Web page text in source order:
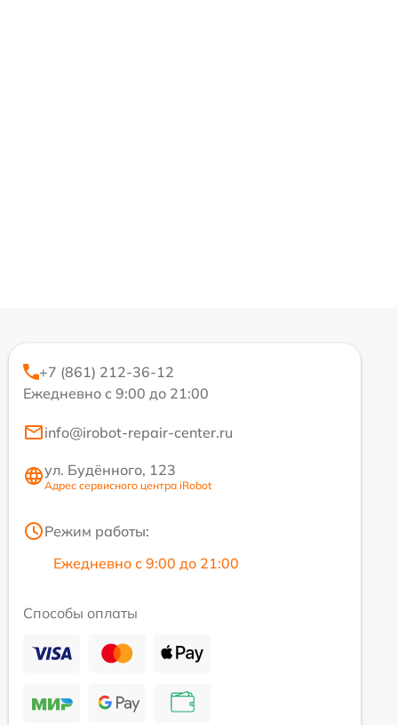
+7 (861) 212-36-12
Ежедневно с 9:00 до 21:00
info@irobot-repair-center.ru
ул. Будённого, 123
Адрес сервисного центра iRobot
Режим работы:
Ежедневно с 9:00 до 21:00
Способы оплаты